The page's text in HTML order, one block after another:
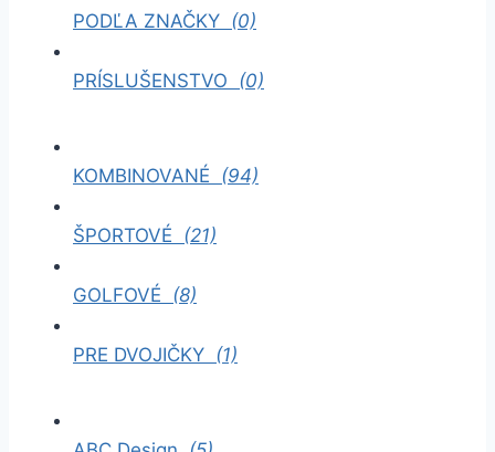
PODĽA ZNAČKY (0)
PRÍSLUŠENSTVO (0)
KOMBINOVANÉ (94)
ŠPORTOVÉ (21)
GOLFOVÉ (8)
PRE DVOJIČKY (1)